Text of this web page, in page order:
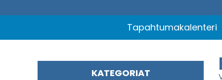
Tapahtumakalenteri
KATEGORIAT